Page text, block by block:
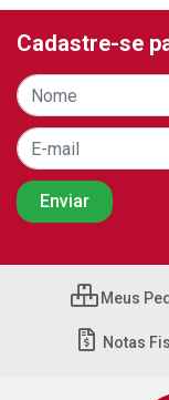
Cadastre-se
Meus
Notas